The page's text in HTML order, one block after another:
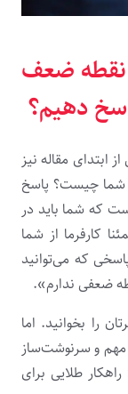
نقطه ضعف
دهیم؟
مقاله نیز
شما چیست؟ پاسخ
که شما باید در
کارفرما از شما
که می­‌توانید
ضعفی ندارم».
را بخوانید. اما
مهم و سرنوشت‌ساز
دیگر در زمان مصاحبه پاسخ داد؟ در ادامه ۶ راهکار طلایی برای